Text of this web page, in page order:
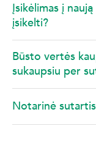
Įsikėlimas į
įsikelti?
Būsto vertės
sukaupsiu per
Notarinė